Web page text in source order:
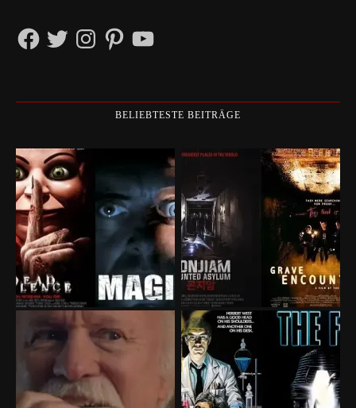
FacebookTwitterInstagramPinterestYouTube
BELIEBTESTE BEITRÄGE